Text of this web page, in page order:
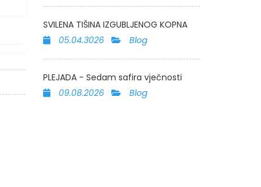
SVILENA TIŠINA IZGUBLJENOG KOPNA
05.04.3026
Blog
PLEJADA - Sedam safira vječnosti
09.08.2026
Blog